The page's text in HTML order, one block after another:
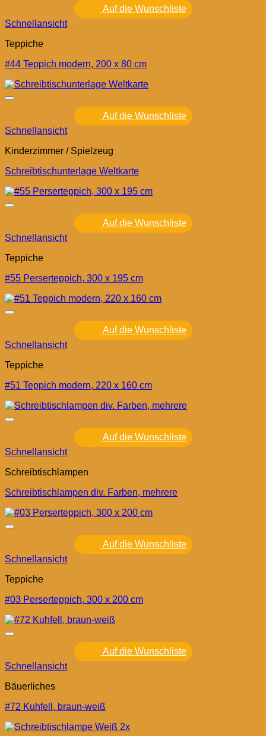
Auf die Wunschliste
Schnellansicht
Teppiche
#44 Teppich modern, 200 x 80 cm
Auf die Wunschliste
Schnellansicht
Kinderzimmer / Spielzeug
Schreibtischunterlage Weltkarte
Auf die Wunschliste
Schnellansicht
Teppiche
#55 Perserteppich, 300 x 195 cm
Auf die Wunschliste
Schnellansicht
Teppiche
#51 Teppich modern, 220 x 160 cm
Auf die Wunschliste
Schnellansicht
Schreibtischlampen
Schreibtischlampen div. Farben, mehrere
Auf die Wunschliste
Schnellansicht
Teppiche
#03 Perserteppich, 300 x 200 cm
Auf die Wunschliste
Schnellansicht
Bäuerliches
#72 Kuhfell, braun-weiß